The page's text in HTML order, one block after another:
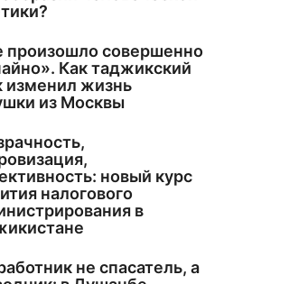
произошло совершенно
Как таджикский
изменил жизнь
из Москвы
новый курс
налогового
в
не спасатель, а